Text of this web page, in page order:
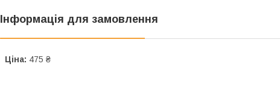
Інформація для замовлення
Ціна: 475 ₴